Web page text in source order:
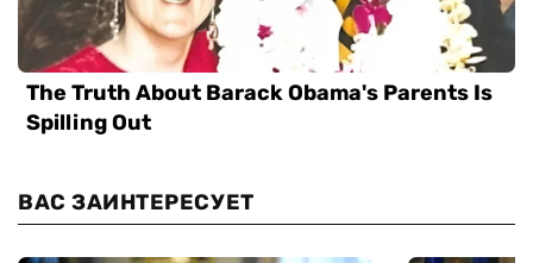
ВАС ЗАИНТЕРЕСУЕТ